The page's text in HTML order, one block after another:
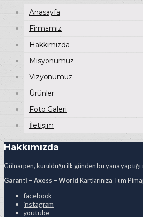
Anasayfa
Firmamız
Hakkımızda
Misyonumuz
Vizyonumuz
Ürünler
Foto Galeri
İletişim
Hakkımızda
Gülnarpen, kurulduğu ilk günden bu yana
Garanti – Axess – World Kartlarınıza Tüm
facebook
instagram
youtube